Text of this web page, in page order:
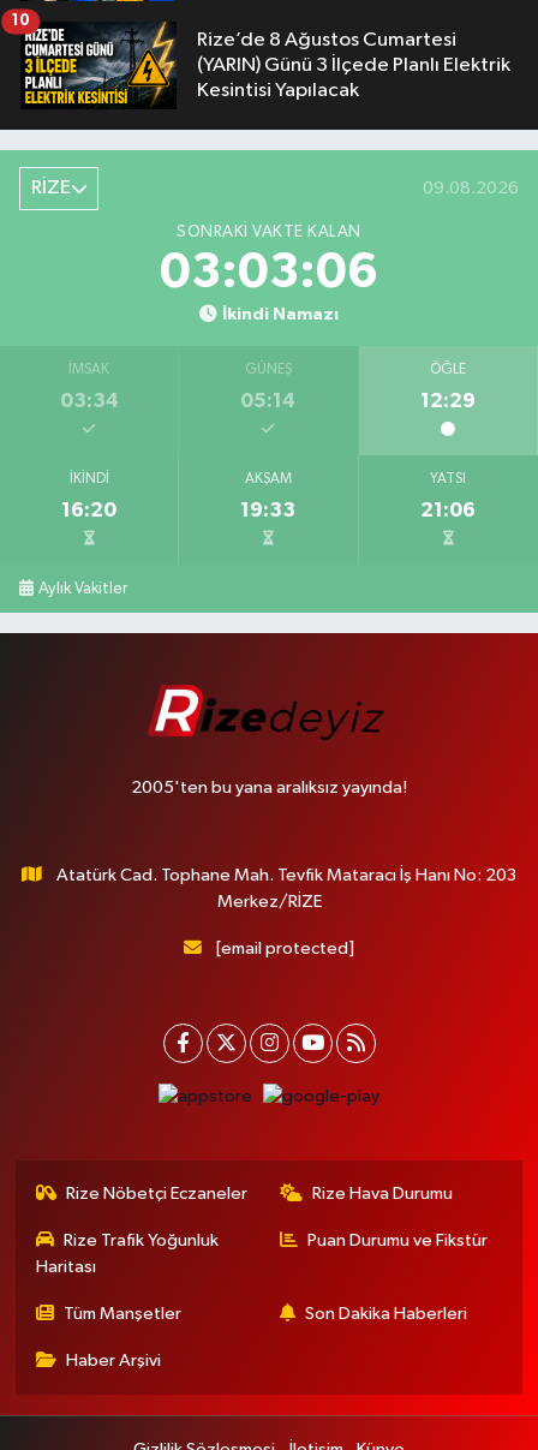
Rize’de 8 Ağustos Cumartesi
(YARIN) Günü 3 İlçede Planlı Elektrik
Kesintisi Yapılacak
10
RİZE 09.08.2026
SONRAKI VAKTE KALAN
03:03:05
İkindi Namazı
İMSAK
03:34
GÜNEŞ
05:14
ÖĞLE
12:29
İKINDI
16:20
AKŞAM
19:33
YATSI
21:06
Aylık Vakitler
2005'ten bu yana aralıksız yayında!
Atatürk Cad. Tophane Mah. Tevfik Mataracı İş Hanı No: 203
Merkez/RİZE
[email protected]
Rize Nöbetçi Eczaneler Rize Hava Durumu
Rize Trafik Yoğunluk
Haritası
Puan Durumu ve Fikstür
Tüm Manşetler Son Dakika Haberleri
Haber Arşivi